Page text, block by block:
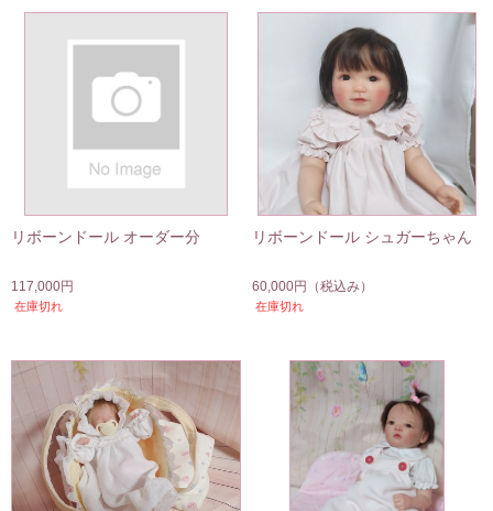
リボーンドール オーダー分
117,000円
在庫切れ
リボーンドール シュガーちゃん
60,000円 （税込み）
在庫切れ